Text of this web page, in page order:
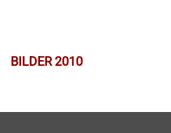
BILDER 2010